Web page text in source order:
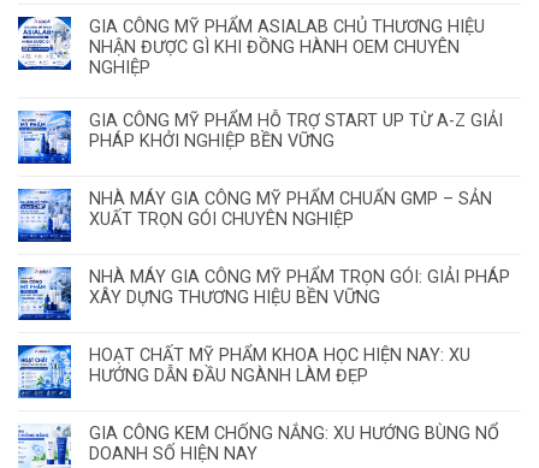
GIA CÔNG MỸ PHẨM ASIALAB CHỦ THƯƠNG HIỆU
NHẬN ĐƯỢC GÌ KHI ĐỒNG HÀNH OEM CHUYÊN
NGHIỆP
GIA CÔNG MỸ PHẨM HỖ TRỢ START UP TỪ A-Z GIẢI
PHÁP KHỞI NGHIỆP BỀN VỮNG
NHÀ MÁY GIA CÔNG MỸ PHẨM CHUẨN GMP – SẢN
XUẤT TRỌN GÓI CHUYÊN NGHIỆP
NHÀ MÁY GIA CÔNG MỸ PHẨM TRỌN GÓI: GIẢI PHÁP
XÂY DỰNG THƯƠNG HIỆU BỀN VỮNG
HOẠT CHẤT MỸ PHẨM KHOA HỌC HIỆN NAY: XU
HƯỚNG DẪN ĐẦU NGÀNH LÀM ĐẸP
GIA CÔNG KEM CHỐNG NẮNG: XU HƯỚNG BÙNG NỔ
DOANH SỐ HIỆN NAY